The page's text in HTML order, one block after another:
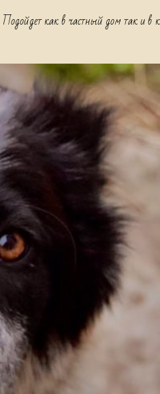
как в частный дом так и в